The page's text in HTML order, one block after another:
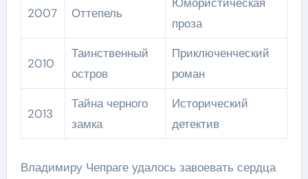
2007 Оттепель
проза
2010
Таинственный
остров
Приключенческий
роман
2013
Тайна черного
замка
Исторический
детектив
Владимиру Чепраге удалось завоевать сердца